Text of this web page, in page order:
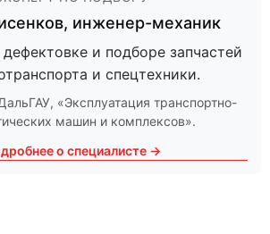
, инженер-механик
и подборе запчастей
и спецтехники.
, «Эксплуатация транспортно-
машин и комплексов».
о специалисте →